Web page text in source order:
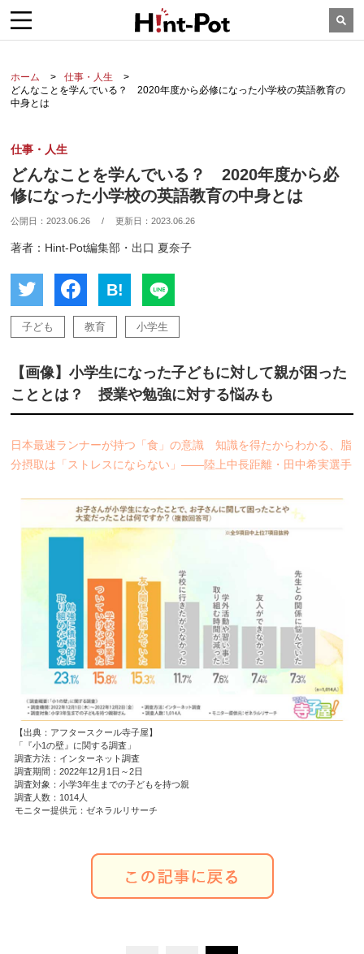
ホーム
仕事・人生
どんなことを学んでいる？ 2020年度から必修になった小学校の英語教育の
中身とは
仕事・人生
どんなことを学んでいる？ 2020年度から必
修になった小学校の英語教育の中身とは
公開日：2023.06.26 / 更新日：2023.06.26
著者：Hint-Pot編集部・出口 夏奈子
B!
子ども 教育 小学生
【画像】小学生になった子どもに対して親が困った
こととは？ 授業や勉強に対する悩みも
日本最速ランナーが持つ「食」の意識 知識を得たからわかる、脂
分摂取は「ストレスにならない」――陸上中長距離・田中希実選手
【出典：アフタースクール寺子屋】
「『小1の壁』に関する調査」
調査方法：インターネット調査
調査期間：2022年12月1日～2日
調査対象：小学3年生までの子どもを持つ親
調査人数：1014人
モニター提供元：ゼネラルリサーチ